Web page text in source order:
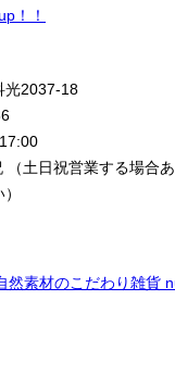
！！
光2037-18
（土日祝営業する場合
然素材のこだわり雑貨